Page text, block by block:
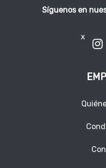
Síguenos en
x